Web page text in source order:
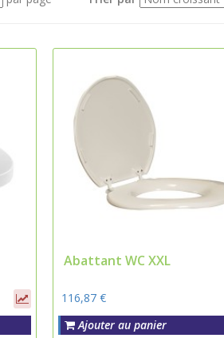
Abattant WC XXL
116,87 €
Ajouter au panier